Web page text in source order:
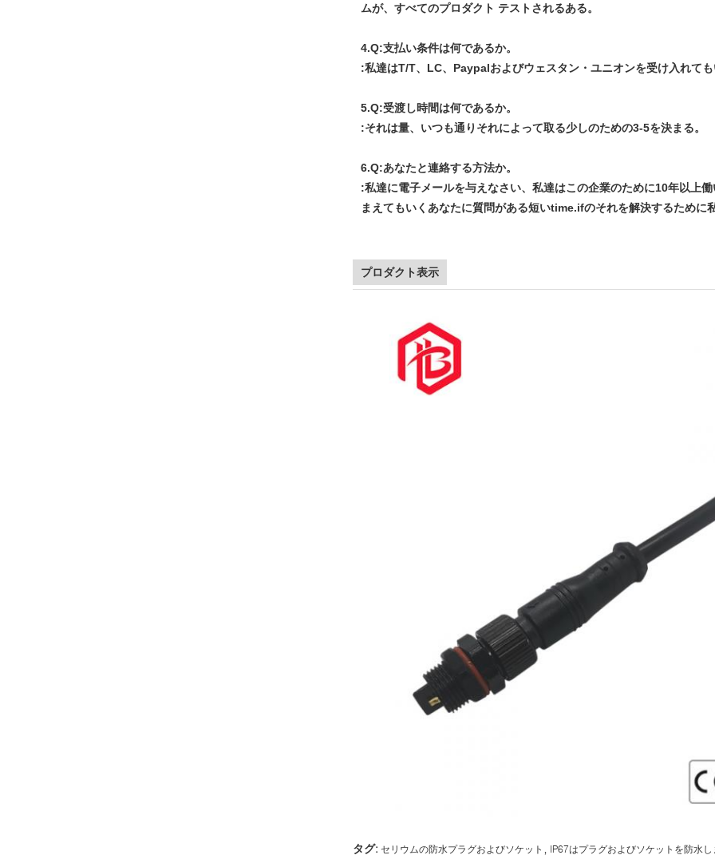
ムが、すべてのプロダクト テストされるある。
4.Q:支払い条件は何であるか。
:私達はT/T、LC、Paypalおよびウェスタン・ユニオンを受け入れて
5.Q:受渡し時間は何であるか。
:それは量、いつも通りそれによって取る少しのための3-5を決まる。
6.Q:あなたと連絡する方法か。
:私達に電子メールを与えなさい、私達はこの企業のために10年以上
まえてもいくあなたに質問がある短いtime.ifのそれを解決するために
プロダクト表示
タグ: セリウムの防水プラグおよびソケット IP67はプラグおよびソケットを防水し